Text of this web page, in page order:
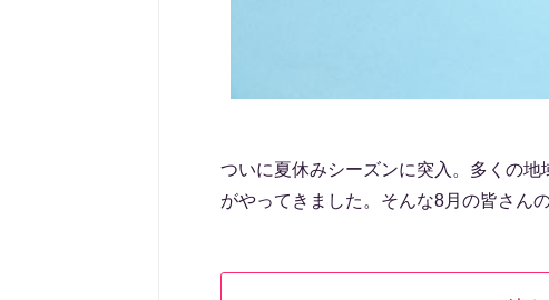
ついに夏休みシーズンに突入。多くの
がやってきました。そんな8月の皆さん